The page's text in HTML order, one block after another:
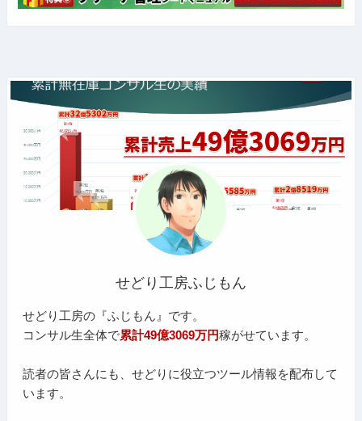
せどり工房ふじもん
せどり工房の『ふじもん』です。
コンサル生全体で累計49億3069万円稼がせています。
読者の皆さんにも、せどりに役立つツール情報を配布して
います。